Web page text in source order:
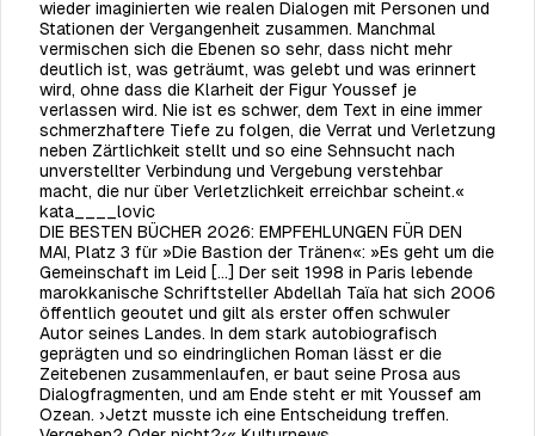
wieder imaginierten wie realen Dialogen mit Personen und
Stationen der Vergangenheit zusammen. Manchmal
vermischen sich die Ebenen so sehr, dass nicht mehr
deutlich ist, was geträumt, was gelebt und was erinnert
wird, ohne dass die Klarheit der Figur Youssef je
verlassen wird. Nie ist es schwer, dem Text in eine immer
schmerzhaftere Tiefe zu folgen, die Verrat und Verletzung
neben Zärtlichkeit stellt und so eine Sehnsucht nach
unverstellter Verbindung und Vergebung verstehbar
macht, die nur über Verletzlichkeit erreichbar scheint.«
kata____lovic
DIE BESTEN BÜCHER 2026: EMPFEHLUNGEN FÜR DEN
MAI, Platz 3 für »Die Bastion der Tränen«: »Es geht um die
Gemeinschaft im Leid […] Der seit 1998 in Paris lebende
marokkanische Schriftsteller Abdellah Taïa hat sich 2006
öffentlich geoutet und gilt als erster offen schwuler
Autor seines Landes. In dem stark autobiografisch
geprägten und so eindringlichen Roman lässt er die
Zeitebenen zusammenlaufen, er baut seine Prosa aus
Dialogfragmenten, und am Ende steht er mit Youssef am
Ozean. ›Jetzt musste ich eine Entscheidung treffen.